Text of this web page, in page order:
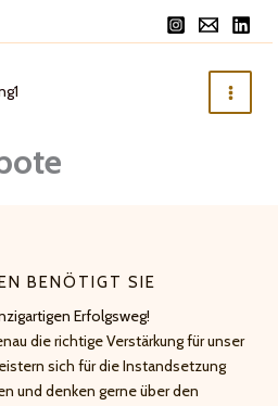
BENÖTIGT SIE
Erfolgsweg!
die richtige Verstärkung für unser
sich für die Instandsetzung
und denken gerne über den